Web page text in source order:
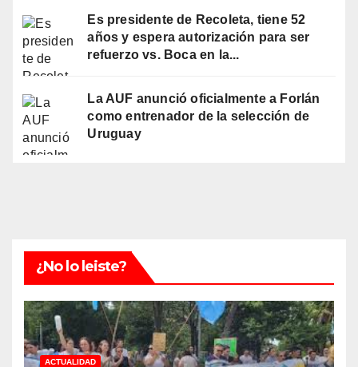
Es presidente de Recoleta, tiene 52
años y espera autorización para ser
refuerzo vs. Boca en la...
La AUF anunció oficialmente a Forlán
como entrenador de la selección de
Uruguay
¿No lo leiste?
ACTUALIDAD